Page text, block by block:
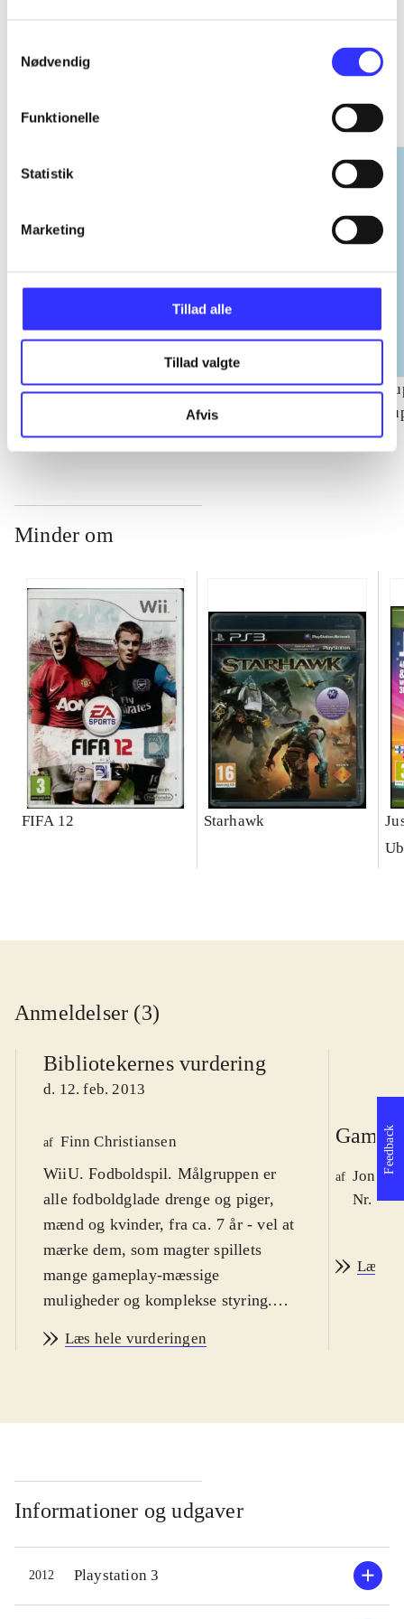
Nødvendig
Funktionelle
Statistik
Marketing
Tillad alle
Tillad valgte
Afvis
EA sports
Gå til serien
NHL (Pc) NBA live (Pc)
Minder om
FIFA 12 Starhawk
Anmeldelser (3)
Bibliotekernes vurdering
d. 12. feb. 2013
af Finn Christiansen
WiiU. Fodboldspil. Målgruppen er
alle fodboldglade drenge og piger,
mænd og kvinder, fra ca. 7 år - vel at
mærke dem, som magter spillets
mange gameplay-mæssige
muligheder og komplekse styring.
lidt højere end i de normale FIFA-
engelsk. PEGI: 3.
konsollen. Helt grundlæggende er
FIFA 13 et helt igennem glimrende
fodboldspil. Der er bygget ovenpå på
12-versionen og alt virker som det
skal. Spil-mekanikken er solid og
realistisk, grafikken er super flot og
Læs hele vurderingen
Game
af Jonas
Nr.
Læs
Informationer og udgaver
2012 Playstation 3
Feedback